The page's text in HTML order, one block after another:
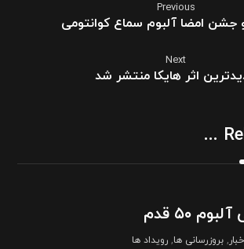
Previous
جشن امضا آلبوم سماع کوانتومی
Next
اثر هایکا منتشر شد
۵۰ قدم
,بروزرسانی ها,رویداد ها